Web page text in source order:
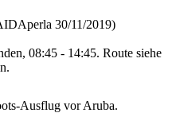
30/11/2019)
08:45 - 14:45. Route siehe
Ausflug vor Aruba.